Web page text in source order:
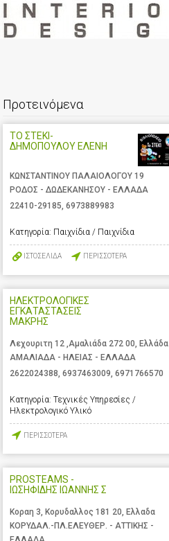
Προτεινόμενα
ΤΟ ΣΤΕΚΙ-
ΔΗΜΟΠΟΥΛΟΥ ΕΛΕΝΗ
ΚΩΝΣΤΑΝΤΙΝΟΥ ΠΑΛΑΙΟΛΟΓΟΥ 19
ΡΟΔΟΣ - ΔΩΔΕΚΑΝΗΣΟΥ - ΕΛΛΑΔΑ
22410-29185 6973889983
Κατηγορία: Παιχνίδια / Παιχνίδια
ΙΣΤΟΣΕΛΙΔΑ ΠΕΡΙΣΣΟΤΕΡΑ
ΗΛΕΚΤΡΟΛΟΓΙΚΕΣ
ΕΓΚΑΤΑΣΤΑΣΕΙΣ
ΜΑΚΡΗΣ
Λεχουριτη 12 ,Αμαλιάδα 272 00, Ελλάδα
ΑΜΑΛΙΑΔΑ - ΗΛΕΙΑΣ - ΕΛΛΑΔΑ
2622024388, 6937463009, 6971766570
Κατηγορία: Τεχνικές Υπηρεσίες /
Ηλεκτρολογικό Υλικό
ΠΕΡΙΣΣΟΤΕΡΑ
PROSTEAMS -
ΙΩΣΗΦΙΔΗΣ ΙΩΑΝΝΗΣ Σ
Κοραη 3, Κορυδαλλος 181 20, Ελλαδα
ΚΟΡΥΔΑΛ.-ΠΛ.ΕΛΕΥΘΕΡ. - ΑΤΤΙΚΗΣ -